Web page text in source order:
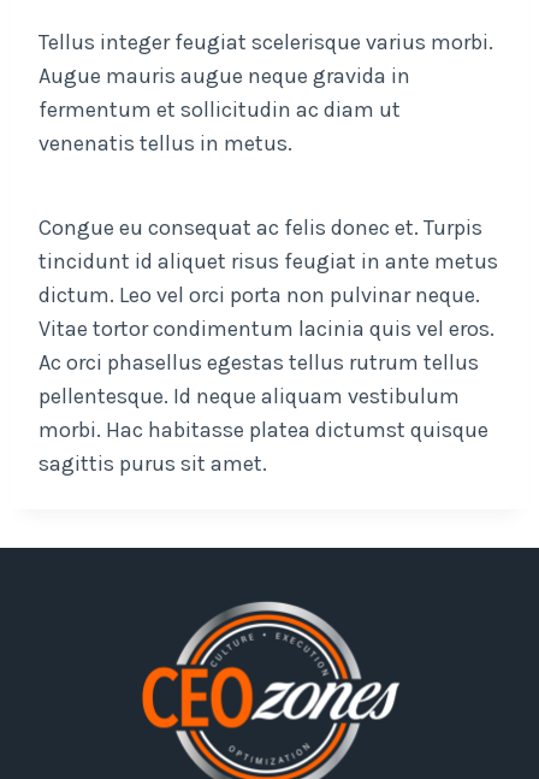
Tellus integer feugiat scelerisque varius morbi.
Augue mauris augue neque gravida in
fermentum et sollicitudin ac diam ut
venenatis tellus in metus.
Congue eu consequat ac felis donec et. Turpis
tincidunt id aliquet risus feugiat in ante metus
dictum. Leo vel orci porta non pulvinar neque.
Vitae tortor condimentum lacinia quis vel eros.
Ac orci phasellus egestas tellus rutrum tellus
pellentesque. Id neque aliquam vestibulum
morbi. Hac habitasse platea dictumst quisque
sagittis purus sit amet.